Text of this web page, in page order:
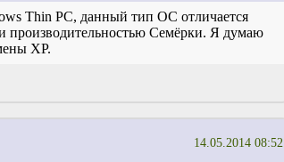
Thin PC, данный тип ОС отличается
производительностью Семёрки. Я думаю
XP.
14.05.2014 08:52